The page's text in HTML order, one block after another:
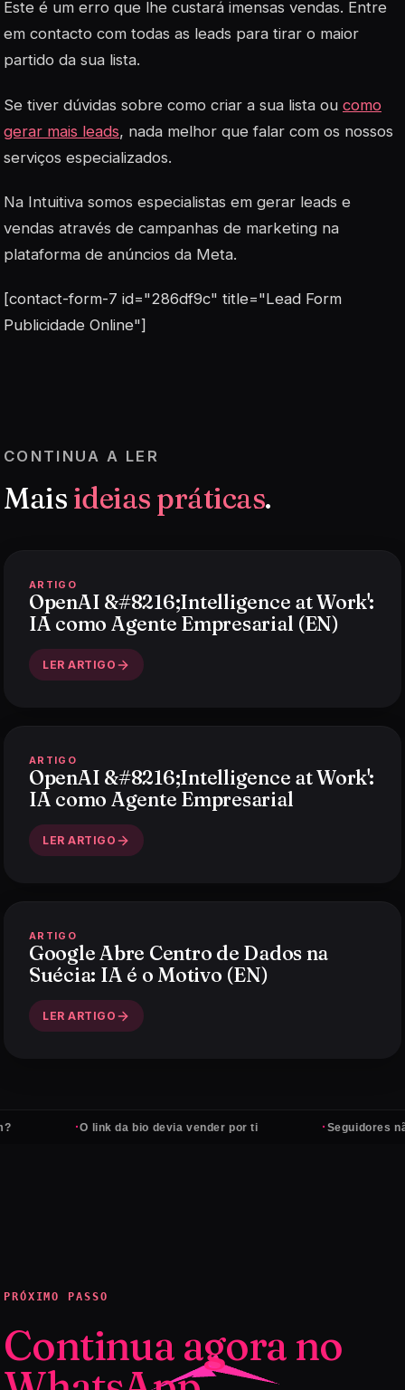
Este é um erro que lhe custará imensas vendas. Entre
em contacto com todas as leads para tirar o maior
partido da sua lista.
Se tiver dúvidas sobre como criar a sua lista ou como
gerar mais leads, nada melhor que falar com os nossos
serviços especializados.
Na Intuitiva somos especialistas em gerar leads e
vendas através de campanhas de marketing na
plataforma de anúncios da Meta.
[contact-form-7 id="286df9c" title="Lead Form
Publicidade Online"]
CONTINUA A LER
Mais ideias práticas.
ARTIGO
OpenAI &#8216;Intelligence at Work':
IA como Agente Empresarial (EN)
LER ARTIGO
ARTIGO
OpenAI &#8216;Intelligence at Work':
IA como Agente Empresarial
LER ARTIGO
ARTIGO
Google Abre Centro de Dados na
Suécia: IA é o Motivo (EN)
LER ARTIGO
O link da bio devia vender por ti Seguidores não
PRÓXIMO PASSO
Continua agora no